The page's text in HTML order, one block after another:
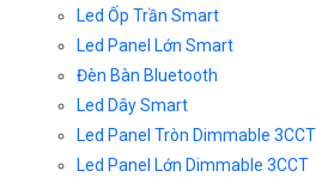
Led Ốp Trần Smart
Led Panel Lớn Smart
Đèn Bàn Bluetooth
Led Dây Smart
Led Panel Tròn Dimmable 3CCT
Led Panel Lớn Dimmable 3CCT